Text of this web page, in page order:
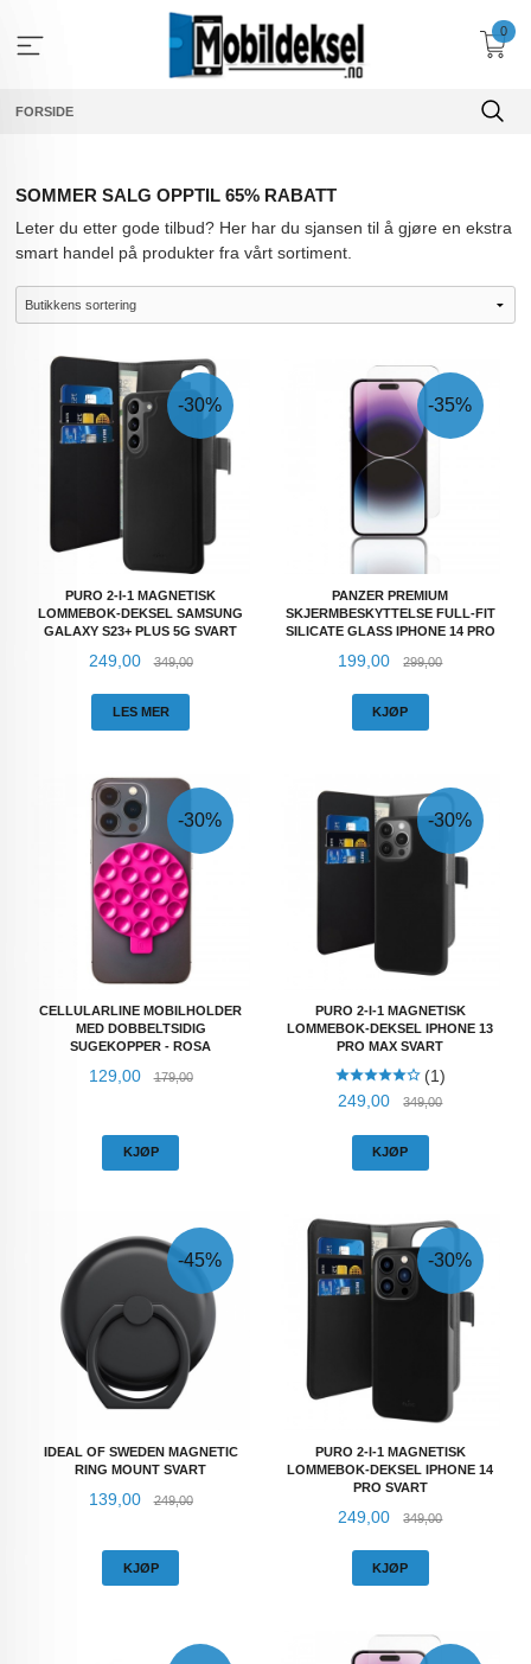
innholdet
0
FORSIDE
SOMMER SALG OPPTIL 65% RABATT
Leter du etter gode tilbud? Her har du sjansen til å gjøre en ekstra
smart handel på produkter fra vårt sortiment.
PURO 2-I-1 MAGNETISK
LOMMEBOK-DEKSEL SAMSUNG
GALAXY S23+ PLUS 5G SVART
Tilbud
249,00 349,00Rabatt
-30%
LES MER
PANZER PREMIUM
SKJERMBESKYTTELSE FULL-FIT
SILICATE GLASS IPHONE 14 PRO
Tilbud
199,00 299,00Rabatt
-35%
KJØP
CELLULARLINE MOBILHOLDER
MED DOBBELTSIDIG
SUGEKOPPER - ROSA
Tilbud
129,00 179,00Rabatt
-30%
KJØP
PURO 2-I-1 MAGNETISK
LOMMEBOK-DEKSEL IPHONE 13
PRO MAX SVART
(1)
Tilbud
249,00 349,00Rabatt
-30%
KJØP
IDEAL OF SWEDEN MAGNETIC
RING MOUNT SVART
Tilbud
139,00 249,00Rabatt
-45%
KJØP
PURO 2-I-1 MAGNETISK
LOMMEBOK-DEKSEL IPHONE 14
PRO SVART
Tilbud
249,00 349,00Rabatt
-30%
KJØP